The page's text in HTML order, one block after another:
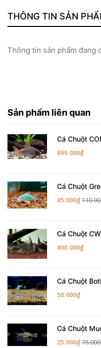
THÔNG TIN SẢN
Thông tin sản phẩm đang
Sản phẩm liên quan
Cá Chuột
899.000₫
Cá Chuột
45.000₫
Cá Chuột
800.000₫
Cá Chuột
50.000₫
Cá Chuột
25.000₫